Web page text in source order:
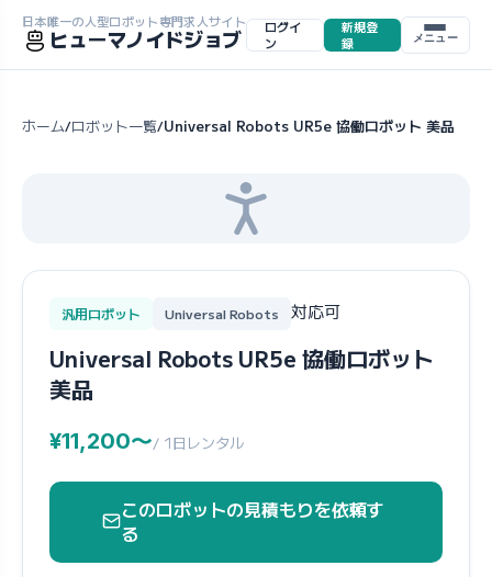
日本唯一の人型ロボット専門求人サイト
ヒューマノイドジョブ
ログイ
ン
新規登
録
メニュー
ホーム/ロボット一覧/Universal Robots UR5e 協働ロボット 美品
汎用ロボット Universal Robots 対応可
Universal Robots UR5e 協働ロボット
美品
¥11,200〜/ 1日レンタル
このロボットの見積もりを依頼す
る